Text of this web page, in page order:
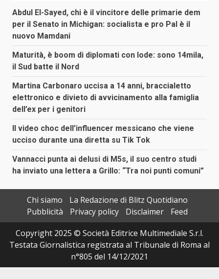
Abdul El-Sayed, chi è il vincitore delle primarie dem
per il Senato in Michigan: socialista e pro Pal è il
nuovo Mamdani
Maturità, è boom di diplomati con lode: sono 14mila,
il Sud batte il Nord
Martina Carbonaro uccisa a 14 anni, braccialetto
elettronico e divieto di avvicinamento alla famiglia
dell’ex per i genitori
Il video choc dell’influencer messicano che viene
ucciso durante una diretta su Tik Tok
Vannacci punta ai delusi di M5s, il suo centro studi
ha inviato una lettera a Grillo: “Tra noi punti comuni”
Chi siamo
La Redazione di Blitz Quotidiano
Pubblicità
Privacy policy Disclaimer
Feed
Copyright 2025 © Società Editrice Multimediale S.r.l.
Testata Giornalistica registrata al Tribunale di Roma al
n°805 del 14/12/2021